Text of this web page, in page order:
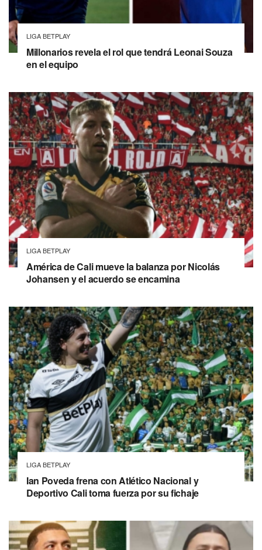
LIGA BETPLAY
Millonarios revela el rol que tendrá Leonai Souza
en el equipo
LIGA BETPLAY
América de Cali mueve la balanza por Nicolás
Johansen y el acuerdo se encamina
LIGA BETPLAY
Ian Poveda frena con Atlético Nacional y
Deportivo Cali toma fuerza por su fichaje